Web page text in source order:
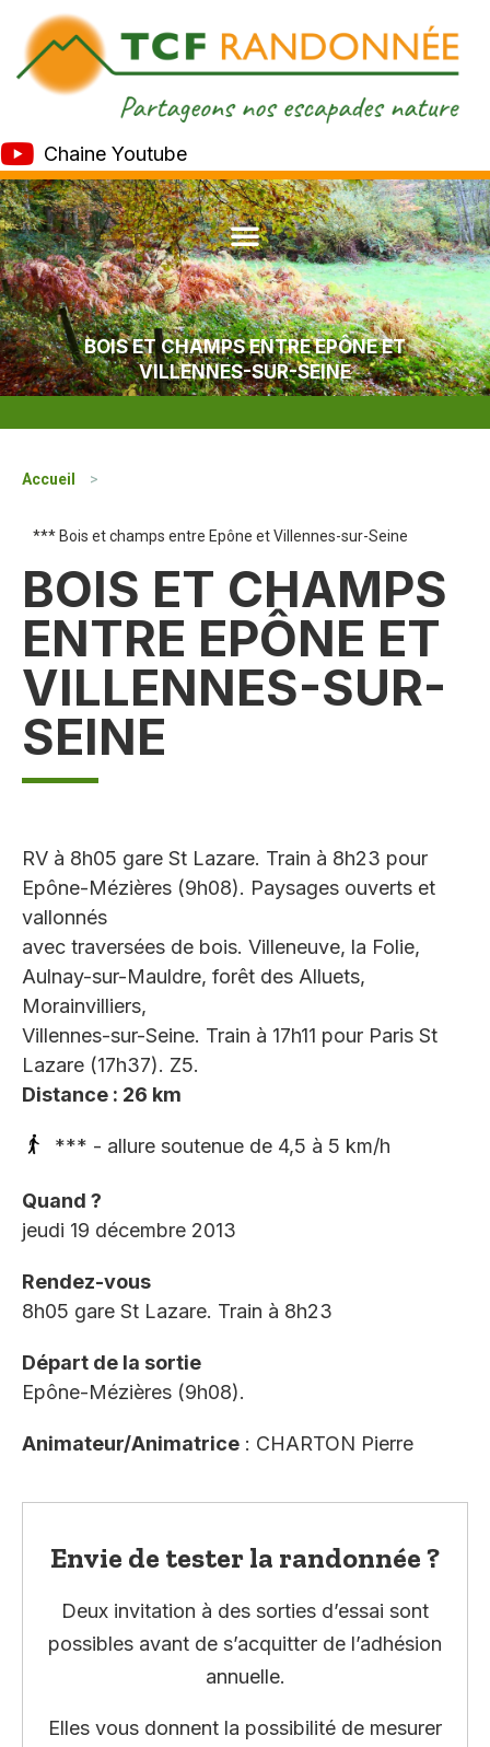
Chaine Youtube
BOIS ET CHAMPS ENTRE EPÔNE ET
VILLENNES-SUR-SEINE
Accueil >
*** Bois et champs entre Epône et Villennes-sur-Seine
BOIS ET CHAMPS
ENTRE EPÔNE ET
VILLENNES-SUR-
SEINE
RV à 8h05 gare St Lazare. Train à 8h23 pour
Epône-Mézières (9h08). Paysages ouverts et
vallonnés
avec traversées de bois. Villeneuve, la Folie,
Aulnay-sur-Mauldre, forêt des Alluets,
Morainvilliers,
Villennes-sur-Seine. Train à 17h11 pour Paris St
Lazare (17h37). Z5.
Distance : 26 km
*** - allure soutenue de 4,5 à 5 km/h
Quand ?
jeudi 19 décembre 2013
Rendez-vous
8h05 gare St Lazare. Train à 8h23
Départ de la sortie
Epône-Mézières (9h08).
Animateur/Animatrice : CHARTON Pierre
Envie de tester la randonnée ?
Deux invitation à des sorties d’essai sont
possibles avant de s’acquitter de l’adhésion
annuelle.
Elles vous donnent la possibilité de mesurer